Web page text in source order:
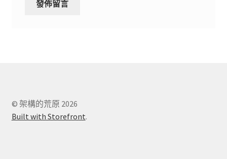
© 架構的荒原 2026
Built with Storefront.